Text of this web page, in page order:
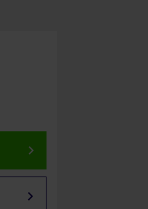
keyboard_arrow_right
keyboard_arrow_right